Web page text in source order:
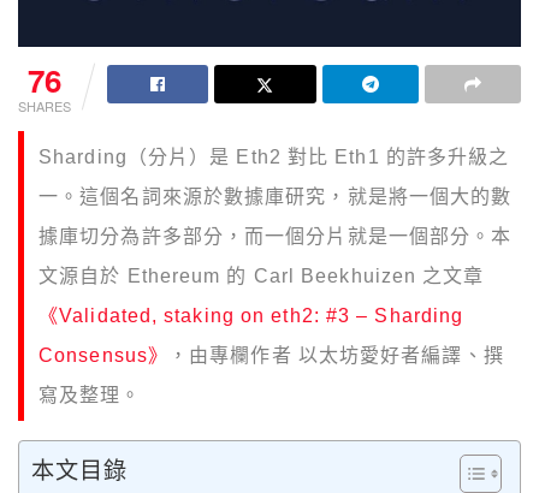
76
SHARES
Sharding（分片）是 Eth2 對比 Eth1 的許多升級之
一。這個名詞來源於數據庫研究，就是將一個大的數
據庫切分為許多部分，而一個分片就是一個部分。本
文源自於 Ethereum 的 Carl Beekhuizen 之文章
《Validated, staking on eth2: #3 – Sharding
Consensus》
，由專欄作者 以太坊愛好者編譯、撰
寫及整理。
本文目錄